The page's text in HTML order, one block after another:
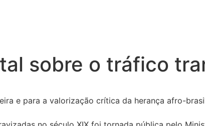
sobre o tráfico
e para a valorização crítica da herança afro-